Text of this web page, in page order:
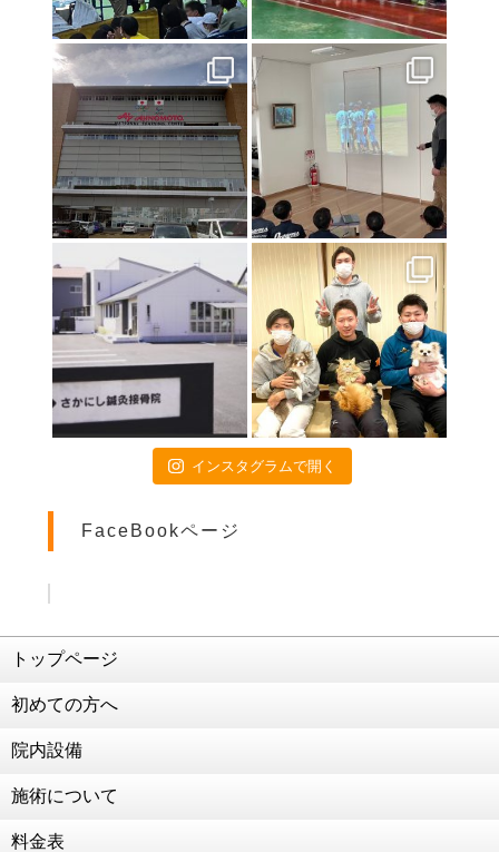
インターハイ2021
2021年7月23日
東京オリンピック２０２０
2021年7月17日
初戦突破！！！
2021年7月9日
特別診療のお知らせ
2021年6月24日
関東高校陸上大会のトレーナー帯同に行ってきました❕
2021年6月18日
いよいよ開幕❗️
2021年4月16日
お子様連れの方へ
2021年4月15日
画伯シリーズ part3
交通事故治療は当院にお任せください
患者様のご活躍(^O^)／
2021年2月26日
交通事故治療 強化中！！！
こう見えて食べることが好きなんです笑
124年ぶりの節分
インスタグラムで開く
FaceBookページ
トップページ
初めての方へ
院内設備
施術について
料金表